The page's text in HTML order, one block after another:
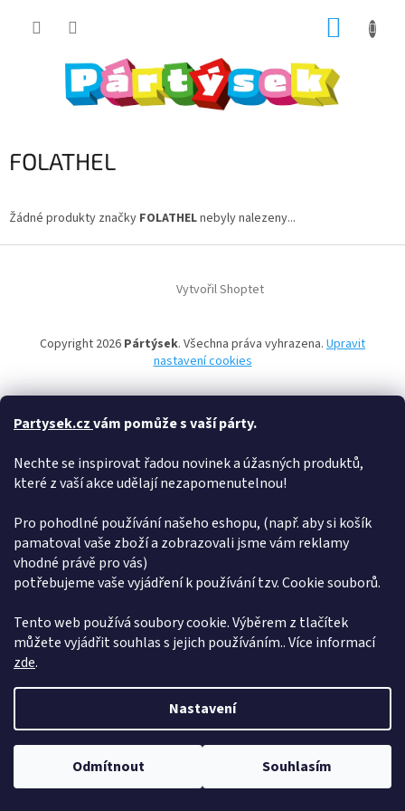
Partysek.czvám pomůže s vaší párty.
Nechte se inspirovat řadou novinek a úžasných produktů,
které z vaší akce udělají nezapomenutelnou!
Pro pohodlné používání našeho eshopu, (např. aby si košík
pamatoval vaše zboží a zobrazovali jsme vám reklamy
vhodné právě pro vás)
potřebujeme vaše vyjádření k používání tzv. Cookie souborů.
Tento web používá soubory cookie. Výběrem z tlačítek
můžete vyjádřit souhlas s jejich používáním.. Více informací
zde.
Nastavení
Odmítnout Souhlasím
Dovolená od 6. 7. do 10. 7. 2026. Objednávky přijímáme bez omezení,
FOLATHEL
Žádné produkty značky FOLATHELnebyly nalezeny...
Vytvořil Shoptet
Copyright 2026 Pártýsek. Všechna práva vyhrazena. Upravit
nastavení cookies
Přidej se k nám!